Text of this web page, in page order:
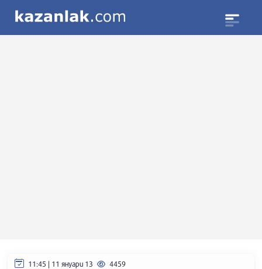
11:45 | 11 януари 13 4459